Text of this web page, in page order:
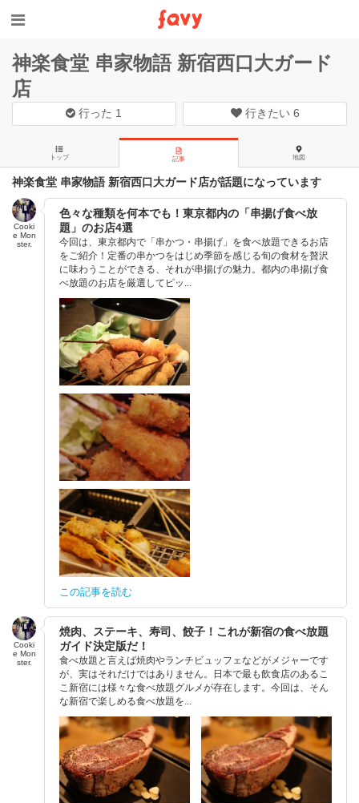
神楽食堂 串家物語 新宿西口大ガード
店
行った 1 行きたい 6
トップ 記事 地図
神楽食堂 串家物語 新宿西口大ガード店が話題になっています
Cooki
e Mon
ster.
色々な種類を何本でも！東京都内の「串揚げ食べ放
題」のお店4選
今回は、東京都内で「串かつ・串揚げ」を食べ放題できるお店
をご紹介！定番の串かつをはじめ季節を感じる旬の食材を贅沢
に味わうことができる、それが串揚げの魅力。都内の串揚げ食
べ放題のお店を厳選してピッ...
この記事を読む
Cooki
e Mon
ster.
焼肉、ステーキ、寿司、餃子！これが新宿の食べ放題
ガイド決定版だ！
食べ放題と言えば焼肉やランチビュッフェなどがメジャーです
が、実はそれだけではありません。日本で最も飲食店のあるこ
こ新宿には様々な食べ放題グルメが存在します。今回は、そん
な新宿で楽しめる食べ放題を...